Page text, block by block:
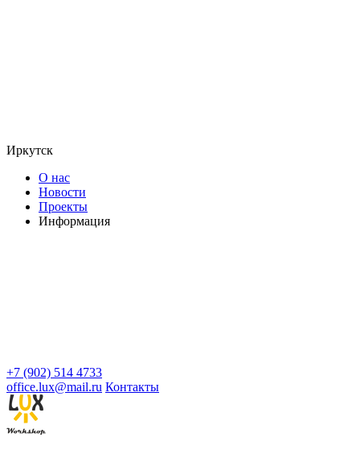
Иркутск
О нас
Новости
Проекты
Информация
+7 (902) 514 4733
office.lux@mail.ru Контакты